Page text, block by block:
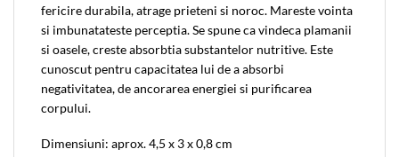
fericire durabila, atrage prieteni si noroc. Mareste vointa
si imbunatateste perceptia. Se spune ca vindeca plamanii
si oasele, creste absorbtia substantelor nutritive. Este
cunoscut pentru capacitatea lui de a absorbi
negativitatea, de ancorarea energiei si purificarea
corpului.
Dimensiuni: aprox. 4,5 x 3 x 0,8 cm